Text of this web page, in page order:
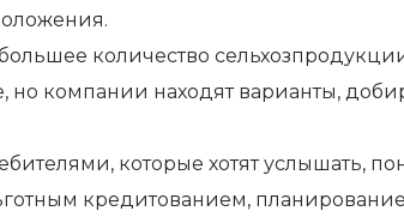
количество
компании находят варианты,
которые хотят услышать,
кредитованием,